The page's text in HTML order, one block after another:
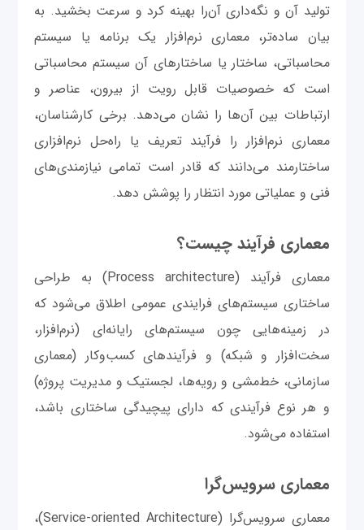
تولید آن و نگه‌داری آن‌را بهینه کرد و سرعت بخشید. به
بیان ساده‌تر، معماری نرم‌افزار یک برنامه یا سیستم
محاسباتی، ساختار یا ساختارهای آن سیستم محاسباتی
است که خصوصیات قابل رویت از بیرون، عناصر و
ارتباطات بین آن‌ها را نشان می‌دهد. برخی کارشناسان،
معماری نرم‌افزار را فرآیند تعریف یا راه‌حل نرم‌افزاری
ساختارمند می‌دانند که قادر است تمامی نیازمندی‌های
فنی و عملیاتی مورد انتظار را پوشش دهد.
معماری فرآیند چیست؟
معماری فرآیند (Process architecture‎) به طراحی
ساختاری سیستم‌های فرایندی عمومی اطلاق می‌شود که
در زمینه‌هایی چون سیستم‌های رایانه‌ای (نرم‌افزار،
سخت‌افزار و شبکه) و فرآیندهای کسب‌و‌کار (معماری
سازمانی، خط‌مشی و رویه‌ها، لجستیک و مدیریت پروژه)
و هر نوع فرآیندی که دارای پیچیدگی ساختاری باشد،
استفاده می‌شود.
معماری سرویس‌گرا
معماری سرویس‌گرا (Service-oriented Architecture)،